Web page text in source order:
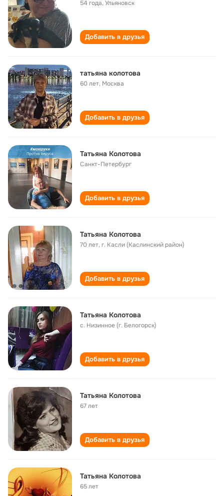
54 года,Ульяновск
Добавить в друзья
татьяна колотова
60 лет, Москва
Добавить в друзья
Татьяна Колотова
Санкт-Петербург
Добавить в друзья
Татьяна Колотова
70 лет,г. Касли (Каслинский район)
Добавить в друзья
Татьяна Колотова
с. Низинное (г. Белогорск)
Добавить в друзья
Татьяна Колотова
67 лет
Добавить в друзья
Татьяна Колотова
65 лет